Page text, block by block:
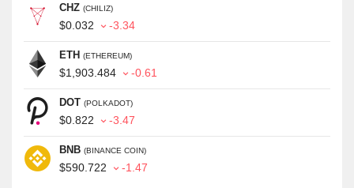
CHZ (CHILIZ)
$0.032 -3.34
ETH (ETHEREUM)
$1,903.484 -0.61
DOT (POLKADOT)
$0.822 -3.47
BNB (BINANCE COIN)
$590.722 -1.47